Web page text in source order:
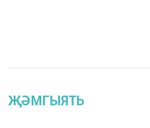
ҖӘМГЫЯТЬ